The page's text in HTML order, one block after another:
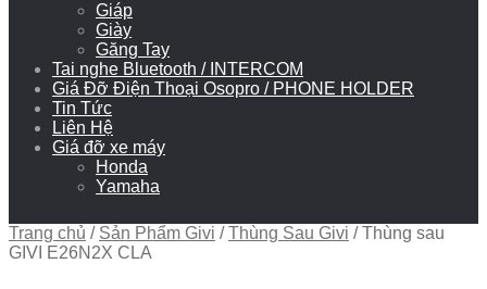
Giáp
Giày
Găng Tay
Tai nghe Bluetooth / INTERCOM
Giá Đỡ Điện Thoại Osopro / PHONE HOLDER
Tin Tức
Liên Hệ
Giá đỡ xe máy
Honda
Yamaha
Trang chủ / Sản Phẩm Givi /Thùng Sau Givi /Thùng sau
GIVI E26N2X CLA